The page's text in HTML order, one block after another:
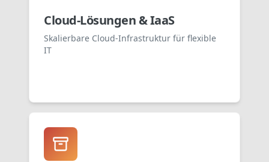
Cloud-Lösungen & IaaS
Skalierbare Cloud-Infrastruktur für flexible
IT